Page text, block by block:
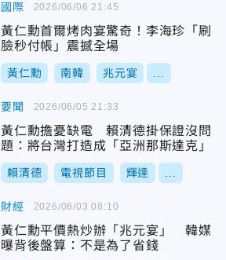
國際
黃仁勳首爾烤肉宴驚奇！李海珍「刷
臉秒付帳」震撼全場
黃仁勳 南韓 兆元宴
2026/06/06 21:45
要聞
黃仁勳擔憂缺電 賴清德掛保證沒問
題：將台灣打造成「亞洲那斯達克」
賴清德 電視節目 輝達
2026/06/05 21:33
財經
黃仁勳平價熱炒辦「兆元宴」 韓媒
曝背後盤算：不是為了省錢
2026/06/03 08:10